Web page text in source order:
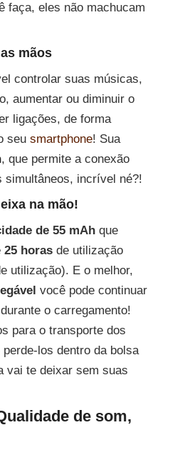
faça, eles não machucam
mãos
controlar suas músicas,
aumentar ou diminuir o
ligações, de forma
seu smartphone! Sua
, que permite a conexão
simultâneos, incrível né?!
na mão!
de 55 mAh que
25 horas de utilização
utilização). E o melhor,
você pode continuar
o carregamento!
para o transporte dos
los dentro da bolsa
vai te deixar sem suas
de som,